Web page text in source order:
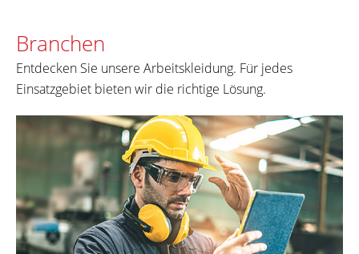
Branchen
Entdecken Sie unsere Arbeitskleidung. Für jedes
Einsatzgebiet bieten wir die richtige Lösung.